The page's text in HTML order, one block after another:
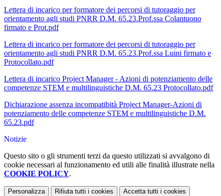
Lettera di incarico per formatore dei percorsi di tutoraggio per
orientamento agli studi PNRR D.M. 65.23.Prof.ssa Colantuono
firmato e Prot.pdf
Lettera di incarico per formatore dei percorsi di tutoraggio per
orientamento agli studi PNRR D.M. 65.23.Prof.ssa Luini firmato e
Protocollato.pdf
Lettera di incarico Project Manager - Azioni di potenziamento delle
competenze STEM e multilinguistiche D.M. 65.23 Protocollato.pdf
Dichiarazione assenza incompatibità Project Manager-Azioni di
potenziamento delle competenze STEM e multilinguistiche D.M.
65.23.pdf
Notizie
Questo sito o gli strumenti terzi da questo utilizzati si avvalgono di
cookie necessari al funzionamento ed utili alle finalità illustrate nella
COOKIE POLICY.
Personalizza Rifiuta tutti i cookies Accetta tutti i cookies